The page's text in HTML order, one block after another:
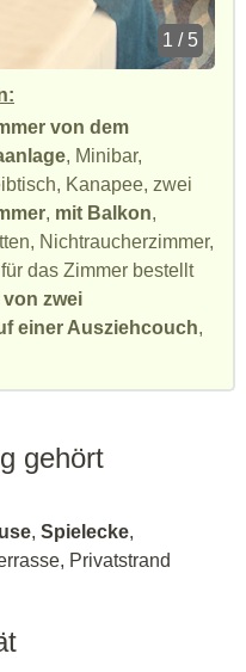
1 / 5
von dem
, Minibar,
Kanapee, zwei
, mit Balkon,
Nichtraucherzimmer,
das Zimmer bestellt
zwei
einer Ausziehcouch,
gehört
, Spielecke,
Privatstrand